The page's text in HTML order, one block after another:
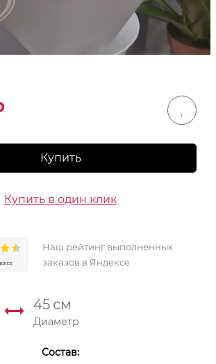
Купить
Купить в один клик
Наш рейтинг выполненных
заказов в Яндексе
45 см
Диаметр
Состав: